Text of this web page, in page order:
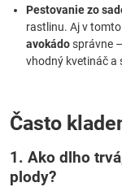
Pestovanie zo
rastlinu. Aj v
avokádosprávne
vhodný kvetináč a
Často
1. Ako dlho
plody?